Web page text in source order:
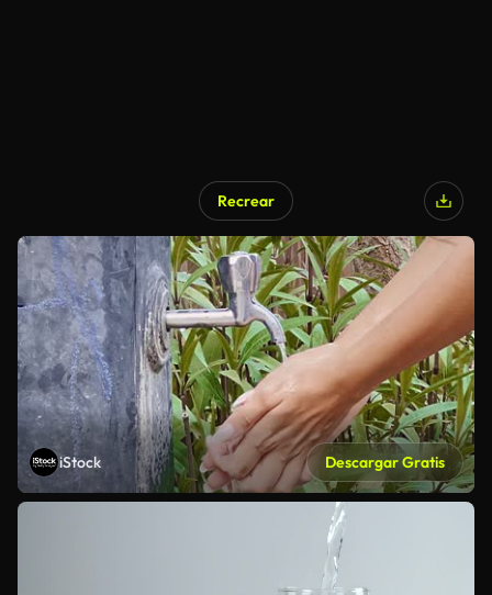
Recrear
iStock Descargar Gratis